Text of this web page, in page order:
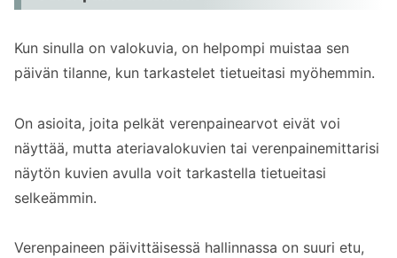
Kun sinulla on valokuvia, on helpompi muistaa sen
päivän tilanne, kun tarkastelet tietueitasi myöhemmin.
On asioita, joita pelkät verenpainearvot eivät voi
näyttää, mutta ateriavalokuvien tai verenpainemittarisi
näytön kuvien avulla voit tarkastella tietueitasi
selkeämmin.
Verenpaineen päivittäisessä hallinnassa on suuri etu,